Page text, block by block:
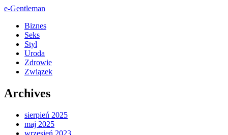
e-Gentleman
Biznes
Seks
Styl
Uroda
Zdrowie
Związek
Archives
sierpień 2025
maj 2025
wrzesień 2023